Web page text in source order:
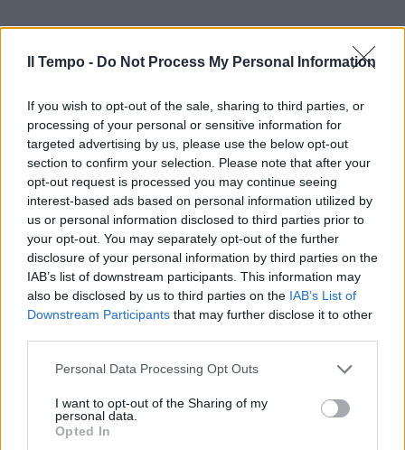
Il Tempo - Do Not Process My Personal Information
If you wish to opt-out of the sale, sharing to third parties, or
processing of your personal or sensitive information for
targeted advertising by us, please use the below opt-out
section to confirm your selection. Please note that after your
opt-out request is processed you may continue seeing
interest-based ads based on personal information utilized by
us or personal information disclosed to third parties prior to
your opt-out. You may separately opt-out of the further
disclosure of your personal information by third parties on the
IAB’s list of downstream participants. This information may
also be disclosed by us to third parties on the IAB’s List of
Downstream Participants that may further disclose it to other
Personal Data Processing Opt Outs
I want to opt-out of the Sharing of my
personal data.
Opted In